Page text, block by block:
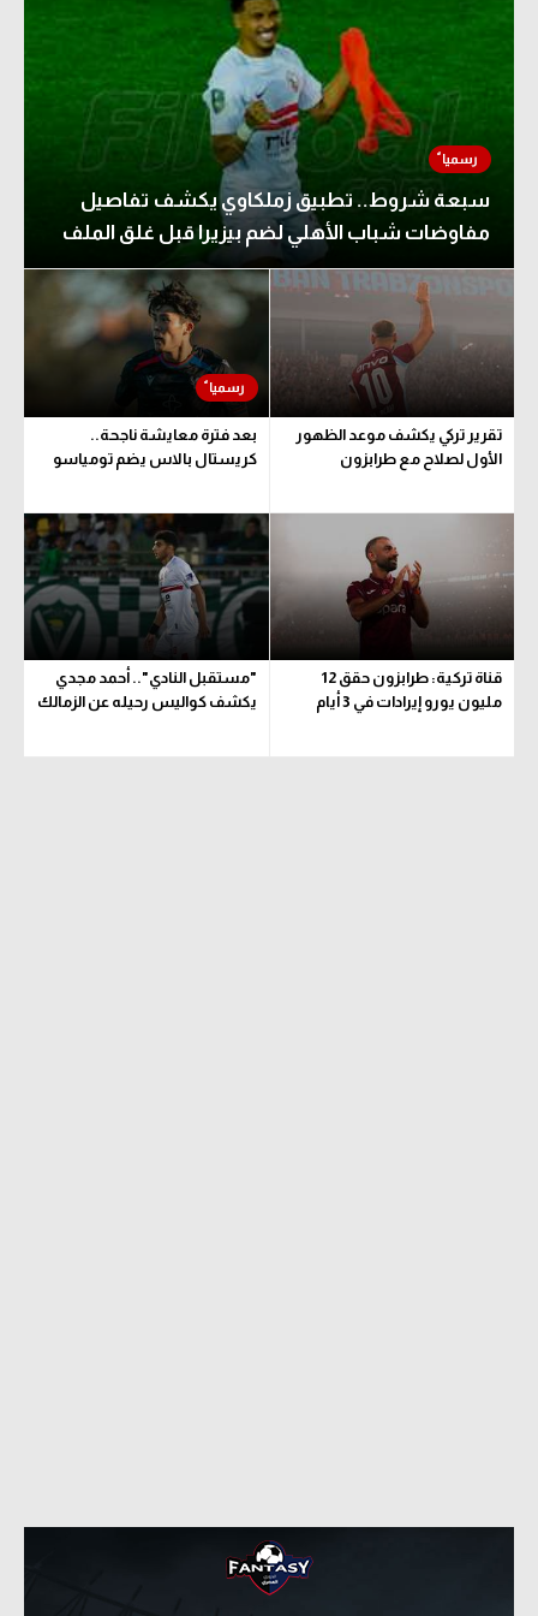
رياضة نسائية
آسيا
أمريكا
أقسام خاصة
ميركاتو
تحقيق في الجول
تحليل في الجول
حكايات في الجول
كويز في الجول
فيديو في الجول
أمريكا
ركن الألعاب
أقسام خاصة
ميركاتو
تحقيق في الجول
تقرير في الجول
حكايات في الجول
كويز في الجول
فيديو في الجول
سبعة شروط.. تطبيق زملكاوي يكشف تفاصيل
مفاوضات شباب الأهلي لضم بيزيرا قبل غلق الملف
تقرير تركي يكشف موعد الظهور
الأول لصلاح مع طرابزون
بعد فترة معايشة ناجحة..
كريستال بالاس يضم تومياسو
قناة تركية: طرابزون حقق 12
مليون يورو إيرادات في 3 أيام
"مستقبل النادي".. أحمد مجدي
يكشف كواليس رحيله عن الزمالك